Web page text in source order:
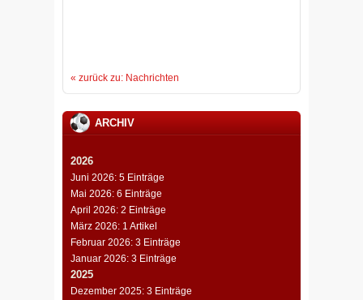
« zurück zu: Nachrichten
ARCHIV
2026
Juni 2026: 5 Einträge
Mai 2026: 6 Einträge
April 2026: 2 Einträge
März 2026: 1 Artikel
Februar 2026: 3 Einträge
Januar 2026: 3 Einträge
2025
Dezember 2025: 3 Einträge